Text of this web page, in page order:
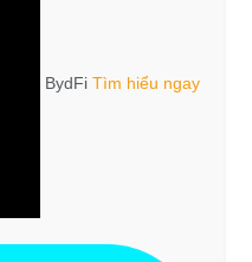
BydFi Tìm hiểu ngay